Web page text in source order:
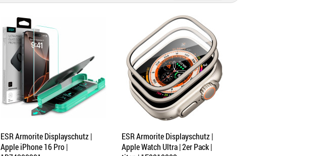
ESR Armorite Displayschutz |
Apple iPhone 16 Pro |
ESR Armorite Displayschutz |
Apple Watch Ultra | 2er Pack |